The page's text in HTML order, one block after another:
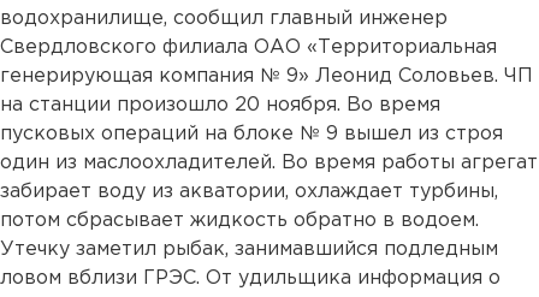
водохранилище, сообщил главный инженер
Свердловского филиала ОАО «Территориальная
генерирующая компания № 9» Леонид Соловьев. ЧП
на станции произошло 20 ноября. Во время
пусковых операций на блоке № 9 вышел из строя
один из маслоохладителей. Во время работы агрегат
забирает воду из акватории, охлаждает турбины,
потом сбрасывает жидкость обратно в водоем.
Утечку заметил рыбак, занимавшийся подледным
ловом вблизи ГРЭС. От удильщика информация о